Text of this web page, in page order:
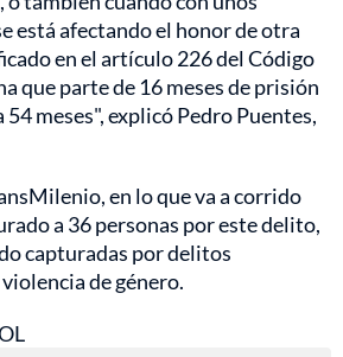
está afectando el honor de otra
en el artículo 226 del Código
que parte de 16 meses de prisión
meses", explicó Pedro Puentes,
en lo que va a corrido
a 36 personas por este delito,
capturadas por delitos
de género.